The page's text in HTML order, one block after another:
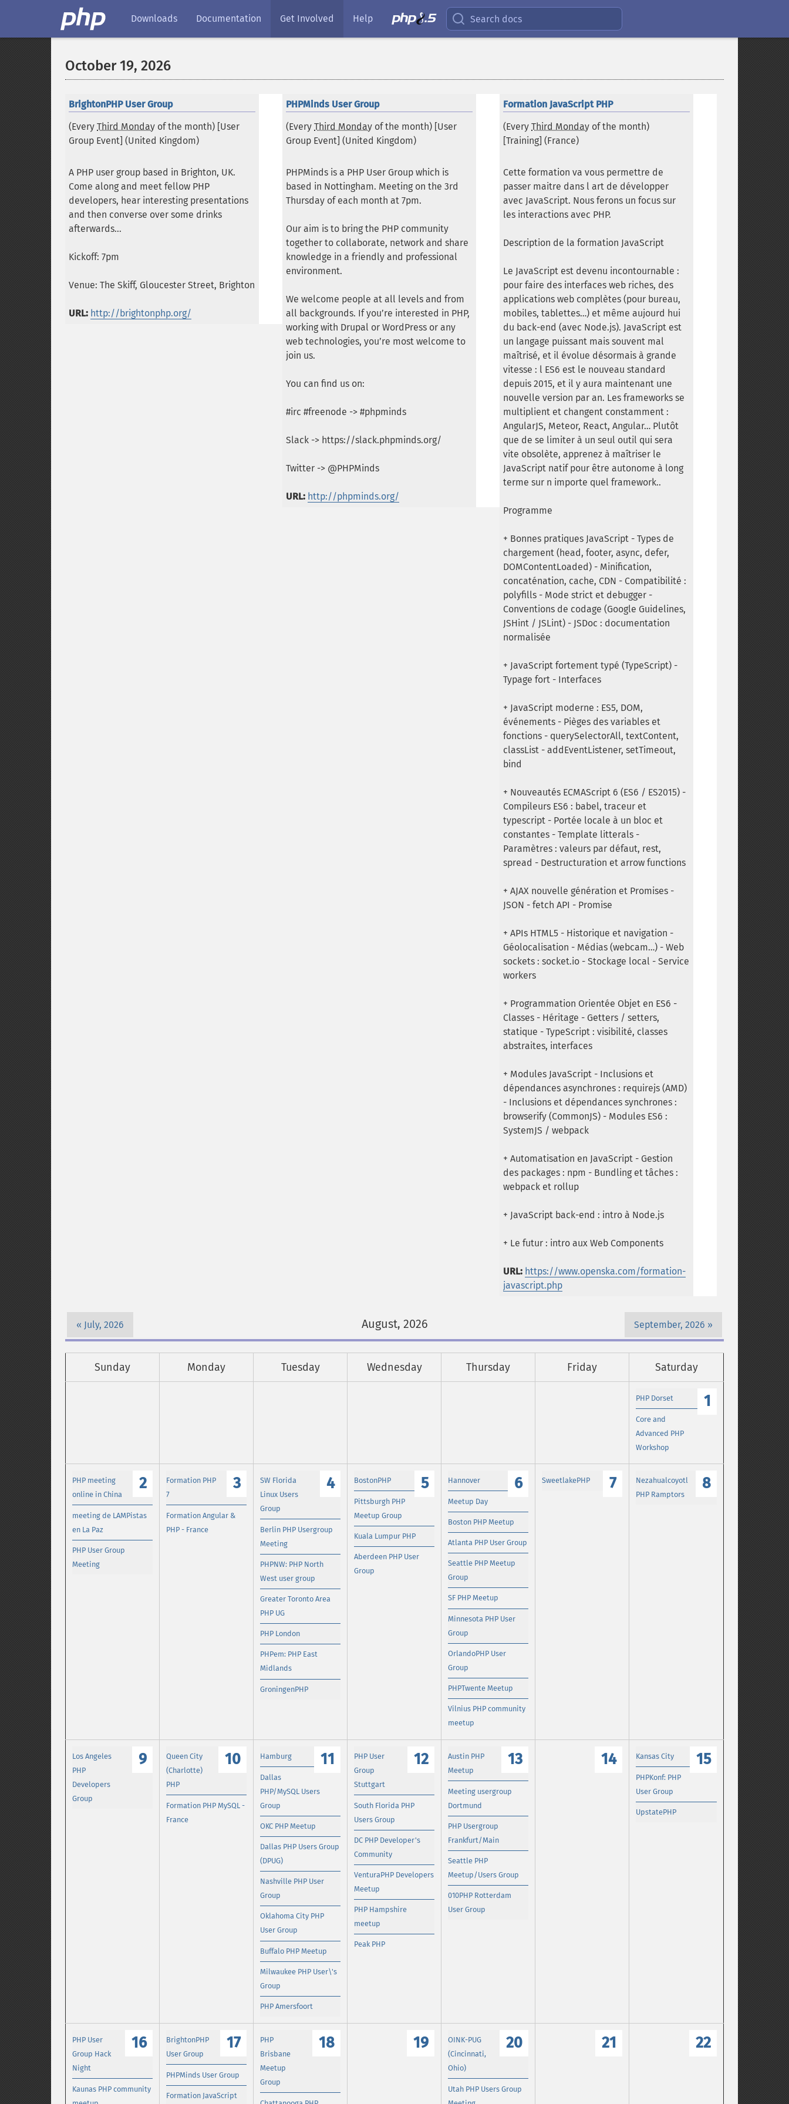
Downloads Documentation Get Involved Help Search docs
October 19, 2026
BrightonPHP User Group
(EveryThird Monday of the month) [User
Group Event] (United Kingdom)
A PHP user group based in Brighton, UK.
Come along and meet fellow PHP
developers, hear interesting presentations
and then converse over some drinks
afterwards...
Kickoff: 7pm
Venue: The Skiff, Gloucester Street, Brighton
URL: http://brightonphp.org/
PHPMinds User Group
(EveryThird Monday of the month) [User
Group Event] (United Kingdom)
PHPMinds is a PHP User Group which is
based in Nottingham. Meeting on the 3rd
Thursday of each month at 7pm.
Our aim is to bring the PHP community
together to collaborate, network and share
knowledge in a friendly and professional
environment.
We welcome people at all levels and from
all backgrounds. If you’re interested in PHP,
working with Drupal or WordPress or any
web technologies, you’re most welcome to
join us.
You can find us on:
#irc #freenode -> #phpminds
Slack -> https://slack.phpminds.org/
Twitter -> @PHPMinds
URL: http://phpminds.org/
Formation JavaScript PHP
(EveryThird Monday of the month)
[Training] (France)
Cette formation va vous permettre de
passer maitre dans l art de développer
avec JavaScript. Nous ferons un focus sur
les interactions avec PHP.
Description de la formation JavaScript
Le JavaScript est devenu incontournable :
pour faire des interfaces web riches, des
applications web complètes (pour bureau,
mobiles, tablettes…) et même aujourd hui
du back-end (avec Node.js). JavaScript est
un langage puissant mais souvent mal
maîtrisé, et il évolue désormais à grande
vitesse : l ES6 est le nouveau standard
depuis 2015, et il y aura maintenant une
nouvelle version par an. Les frameworks se
multiplient et changent constamment :
AngularJS, Meteor, React, Angular… Plutôt
que de se limiter à un seul outil qui sera
vite obsolète, apprenez à maîtriser le
JavaScript natif pour être autonome à long
terme sur n importe quel framework..
Programme
+ Bonnes pratiques JavaScript - Types de
chargement (head, footer, async, defer,
DOMContentLoaded) - Minification,
concaténation, cache, CDN - Compatibilité :
polyfills - Mode strict et debugger -
Conventions de codage (Google Guidelines,
JSHint / JSLint) - JSDoc : documentation
normalisée
+ JavaScript fortement typé (TypeScript) -
Typage fort - Interfaces
+ JavaScript moderne : ES5, DOM,
événements - Pièges des variables et
fonctions - querySelectorAll, textContent,
classList - addEventListener, setTimeout,
bind
+ Nouveautés ECMAScript 6 (ES6 / ES2015) -
Compileurs ES6 : babel, traceur et
typescript - Portée locale à un bloc et
constantes - Template litterals -
Paramètres : valeurs par défaut, rest,
spread - Destructuration et arrow functions
+ AJAX nouvelle génération et Promises -
JSON - fetch API - Promise
+ APIs HTML5 - Historique et navigation -
Géolocalisation - Médias (webcam…) - Web
sockets : socket.io - Stockage local - Service
workers
+ Programmation Orientée Objet en ES6 -
Classes - Héritage - Getters / setters,
statique - TypeScript : visibilité, classes
abstraites, interfaces
+ Modules JavaScript - Inclusions et
dépendances asynchrones : requirejs (AMD)
- Inclusions et dépendances synchrones :
browserify (CommonJS) - Modules ES6 :
SystemJS / webpack
+ Automatisation en JavaScript - Gestion
des packages : npm - Bundling et tâches :
webpack et rollup
+ JavaScript back-end : intro à Node.js
+ Le futur : intro aux Web Components
URL: https://www.openska.com/formation-
javascript.php
July, 2026 August, 2026 September, 2026
Sunday Monday Tuesday Wednesday Thursday Friday Saturday
1
PHP Dorset
Core and
Advanced PHP
Workshop
2
PHP meeting
online in China
meeting de LAMPistas
en La Paz
PHP User Group
Meeting
3
Formation PHP
7
Formation Angular &
PHP - France
4
SW Florida
Linux Users
Group
Berlin PHP Usergroup
Meeting
PHPNW: PHP North
West user group
Greater Toronto Area
PHP UG
PHP London
PHPem: PHP East
Midlands
GroningenPHP
5
BostonPHP
Pittsburgh PHP
Meetup Group
Kuala Lumpur PHP
Aberdeen PHP User
Group
6
Hannover
Meetup Day
Boston PHP Meetup
Atlanta PHP User Group
Seattle PHP Meetup
Group
SF PHP Meetup
Minnesota PHP User
Group
OrlandoPHP User
Group
PHPTwente Meetup
Vilnius PHP community
meetup
7
SweetlakePHP 8
Nezahualcoyotl
PHP Ramptors
9
Los Angeles
PHP
Developers
Group
10
Queen City
(Charlotte)
PHP
Formation PHP MySQL -
France
11
Hamburg
Dallas
PHP/MySQL Users
Group
OKC PHP Meetup
Dallas PHP Users Group
(DPUG)
Nashville PHP User
Group
Oklahoma City PHP
User Group
Buffalo PHP Meetup
Milwaukee PHP User\'s
Group
PHP Amersfoort
12
PHP User
Group
Stuttgart
South Florida PHP
Users Group
DC PHP Developer's
Community
VenturaPHP Developers
Meetup
PHP Hampshire
meetup
Peak PHP
13
Austin PHP
Meetup
Meeting usergroup
Dortmund
PHP Usergroup
Frankfurt/Main
Seattle PHP
Meetup/Users Group
010PHP Rotterdam
User Group
14 15
Kansas City
PHPKonf: PHP
User Group
UpstatePHP
16
PHP User
Group Hack
Night
Kaunas PHP community
17
BrightonPHP
User Group
PHPMinds User Group
Formation JavaScript
18
PHP
Brisbane
Meetup
Group
19 20
OINK-PUG
(Cincinnati,
Ohio)
Utah PHP Users Group
21 22